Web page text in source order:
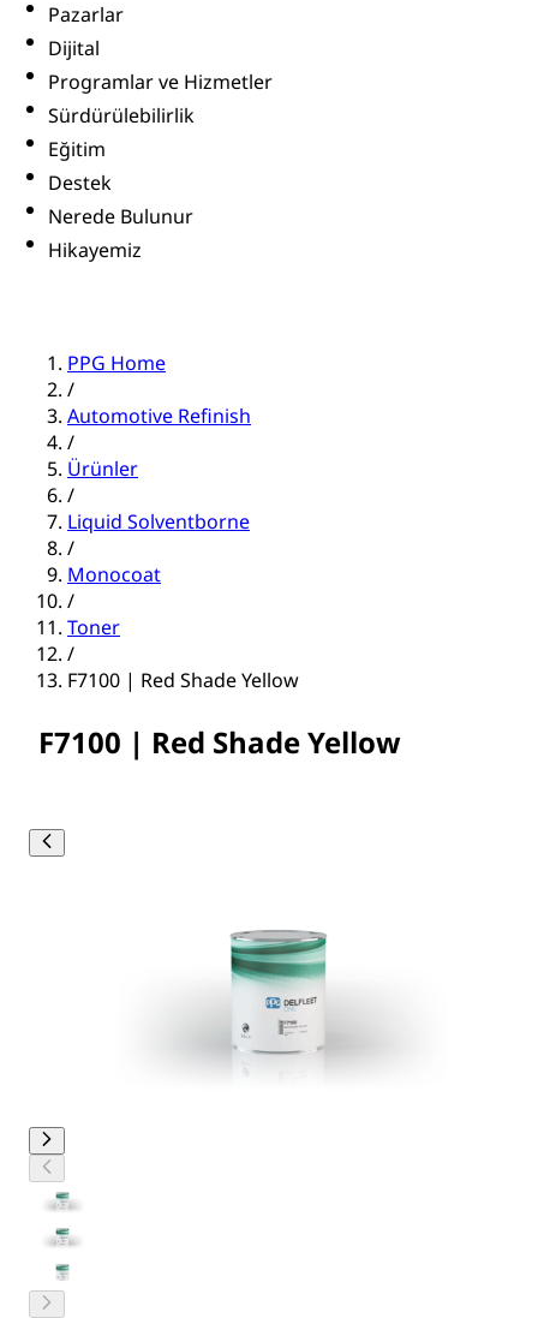
Pazarlar
Dijital
Programlar ve Hizmetler
Sürdürülebilirlik
Eğitim
Destek
Nerede Bulunur
Hikayemiz
PPG Home
/
Automotive Refinish
/
Ürünler
/
Liquid Solventborne
/
Monocoat
/
Toner
/
F7100 | Red Shade Yellow
F7100 | Red Shade Yellow